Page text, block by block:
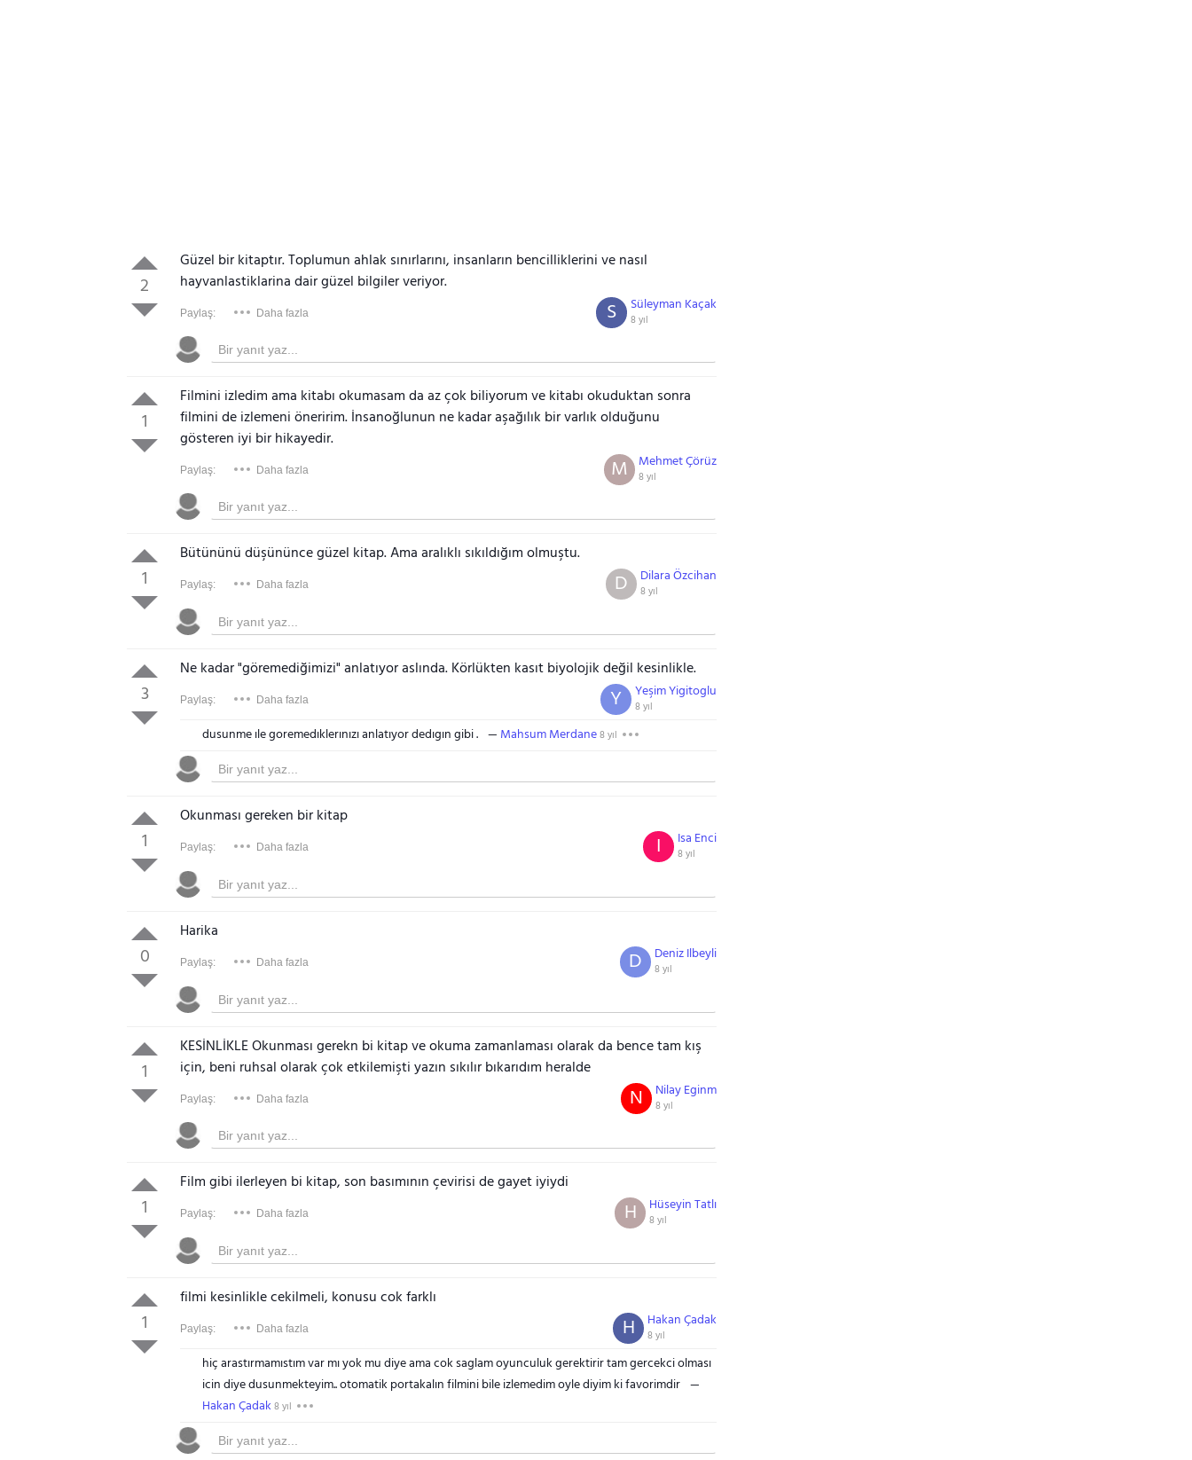
2
Güzel bir kitaptır. Toplumun ahlak sınırlarını, insanların bencilliklerini ve nasıl
hayvanlastiklarina dair güzel bilgiler veriyor.
Paylaş: Daha fazla Süleyman Kaçak
8 yıl
S
1
Filmini izledim ama kitabı okumasam da az çok biliyorum ve kitabı okuduktan sonra
filmini de izlemeni öneririm. İnsanoğlunun ne kadar aşağılık bir varlık olduğunu
gösteren iyi bir hikayedir.
Paylaş: Daha fazla Mehmet Çörüz
8 yıl
M
1
Bütününü düşününce güzel kitap. Ama aralıklı sıkıldığım olmuştu.
Paylaş: Daha fazla Dilara Özcihan
8 yıl
D
3
Ne kadar "göremediğimizi" anlatıyor aslında. Körlükten kasıt biyolojik değil kesinlikle.
Paylaş: Daha fazla Yeşim Yigitoglu
8 yıl
Y
dusunme ıle goremedıklerınızı anlatıyor dedıgın gibi . Mahsum Merdane8 yıl
1
Okunması gereken bir kitap
Paylaş: Daha fazla Isa Enci
8 yıl
I
0
Harika
Paylaş: Daha fazla Deniz Ilbeyli
8 yıl
D
1
KESİNLİKLE Okunması gerekn bi kitap ve okuma zamanlaması olarak da bence tam kış
için, beni ruhsal olarak çok etkilemişti yazın sıkılır bıkarıdım heralde
Paylaş: Daha fazla Nilay Eginm
8 yıl
N
1
Film gibi ilerleyen bi kitap, son basımının çevirisi de gayet iyiydi
Paylaş: Daha fazla Hüseyin Tatlı
8 yıl
H
1
filmi kesinlikle cekilmeli, konusu cok farklı
Paylaş: Daha fazla Hakan Çadak
8 yıl
H
hiç arastırmamıstım var mı yok mu diye ama cok saglam oyunculuk gerektirir tam gercekci olması
icin diye dusunmekteyim.. otomatik portakalın filmini bile izlemedim oyle diyim ki favorimdir
Hakan Çadak 8 yıl